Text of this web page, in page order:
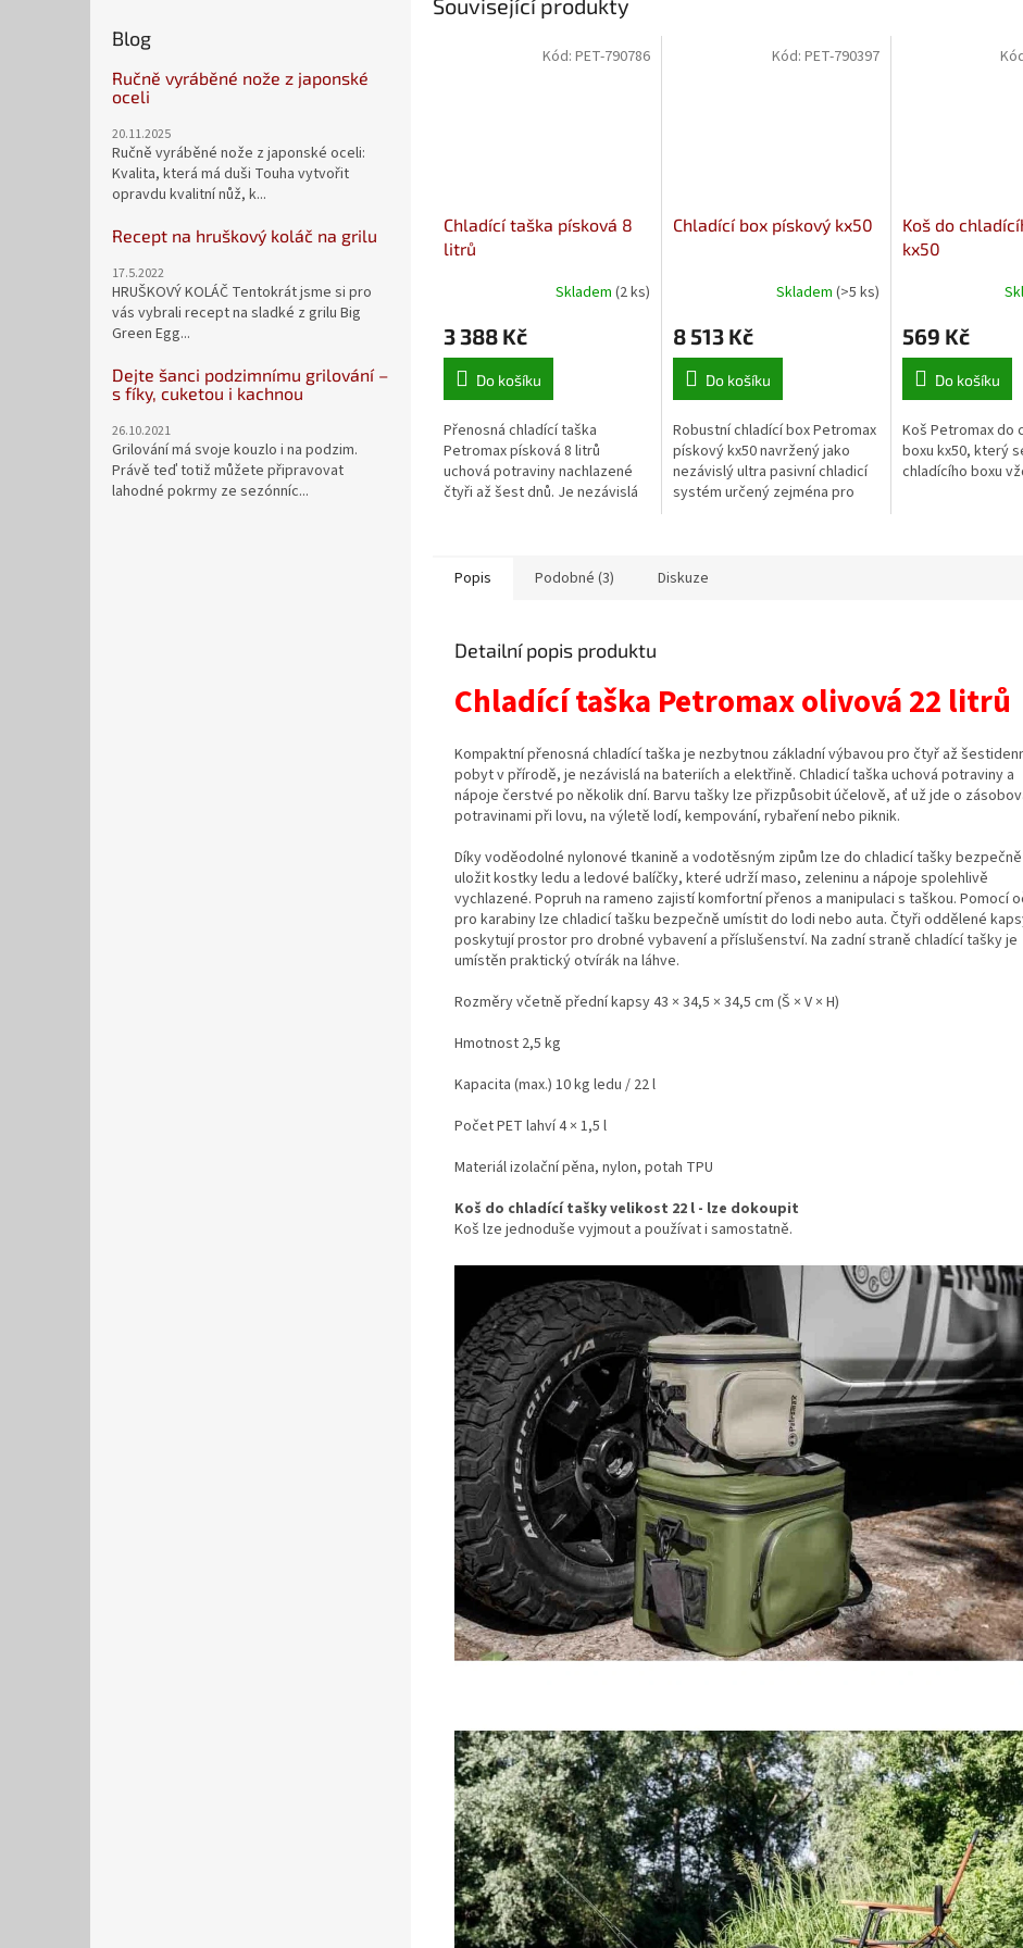
Blog
Ručně vyráběné nože z japonské
oceli
20.11.2025
Ručně vyráběné nože z japonské oceli:
Kvalita, která má duši Touha vytvořit
opravdu kvalitní nůž, k...
Recept na hruškový koláč na grilu
17.5.2022
HRUŠKOVÝ KOLÁČ Tentokrát jsme si pro
vás vybrali recept na sladké z grilu Big
Green Egg...
Dejte šanci podzimnímu grilování –
s fíky, cuketou i kachnou
26.10.2021
Grilování má svoje kouzlo i na podzim.
Právě teď totiž můžete připravovat
lahodné pokrmy ze sezónníc...
Související produkty
Chladící taška písková 8
litrů
Skladem (2 ks)
3 388 Kč
Do košíku
Přenosná chladící taška
Petromax písková 8 litrů
uchová potraviny nachlazené
čtyři až šest dnů. Je nezávislá
Kód: PET-790786
Chladící box pískový kx50
Skladem (>5 ks)
8 513 Kč
Do košíku
Robustní chladící box Petromax
pískový kx50 navržený jako
nezávislý ultra pasivní chladicí
systém určený zejména pro
Kód: PET-790397
Koš do
kx50
569 Kč
Do košíku
Koš Petromax do
boxu kx50, který
chladícího boxu
Popis Podobné (3) Diskuze
Detailní popis produktu
Chladící taška Petromax olivová 22 litrů
Kompaktní přenosná chladící taška je nezbytnou základní výbavou pro čtyř až
pobyt v přírodě, je nezávislá na bateriích a elektřině. Chladicí taška uchová potraviny a
nápoje čerstvé po několik dní. Barvu tašky lze přizpůsobit účelově, ať už jde o
potravinami při lovu, na výletě lodí, kempování, rybaření nebo piknik.
Díky voděodolné nylonové tkanině a vodotěsným zipům lze do chladicí tašky bezpečně
uložit kostky ledu a ledové balíčky, které udrží maso, zeleninu a nápoje spolehlivě
vychlazené. Popruh na rameno zajistí komfortní přenos a manipulaci s taškou. Pomocí
pro karabiny lze chladicí tašku bezpečně umístit do lodi nebo auta. Čtyři oddělené
poskytují prostor pro drobné vybavení a příslušenství. Na zadní straně chladící tašky je
umístěn praktický otvírák na láhve.
Rozměry včetně přední kapsy 43 × 34,5 × 34,5 cm (Š × V × H)
Hmotnost 2,5 kg
Kapacita (max.) 10 kg ledu / 22 l
Počet PET lahví 4 × 1,5 l
Materiál izolační pěna, nylon, potah TPU
Koš do chladící tašky velikost 22 l - lze dokoupit
Koš lze jednoduše vyjmout a používat i samostatně.